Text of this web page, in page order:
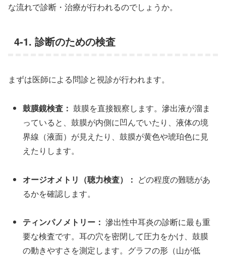
な流れで診断・治療が行われるのでしょうか。
4-1. 診断のための検査
まずは医師による問診と視診が行われます。
鼓膜鏡検査： 鼓膜を直接観察します。滲出液が溜ま
っていると、鼓膜が内側に凹んでいたり、液体の境
界線（液面）が見えたり、鼓膜が黄色や琥珀色に見
えたりします。
オージオメトリ（聴力検査）： どの程度の難聴があ
るかを確認します。
ティンパノメトリー： 滲出性中耳炎の診断に最も重
要な検査です。耳の穴を密閉して圧力をかけ、鼓膜
の動きやすさを測定します。グラフの形（山が低